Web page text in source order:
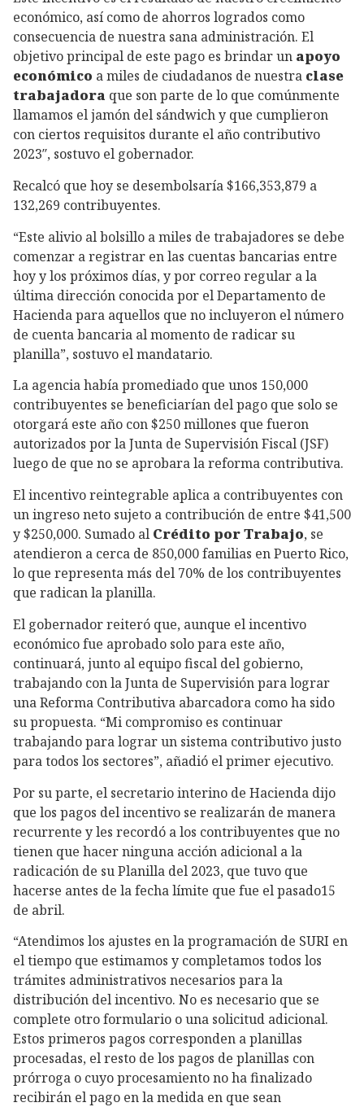
económico, así como de ahorros logrados como
consecuencia de nuestra sana administración. El
objetivo principal de este pago es brindar un apoyo
económico a miles de ciudadanos de nuestra clase
trabajadora que son parte de lo que comúnmente
llamamos el jamón del sándwich y que cumplieron
con ciertos requisitos durante el año contributivo
2023″, sostuvo el gobernador.
Recalcó que hoy se desembolsaría $166,353,879 a
132,269 contribuyentes.
“Este alivio al bolsillo a miles de trabajadores se debe
comenzar a registrar en las cuentas bancarias entre
hoy y los próximos días, y por correo regular a la
última dirección conocida por el Departamento de
Hacienda para aquellos que no incluyeron el número
de cuenta bancaria al momento de radicar su
planilla”, sostuvo el mandatario.
La agencia había promediado que unos 150,000
contribuyentes se beneficiarían del pago que solo se
otorgará este año con $250 millones que fueron
autorizados por la Junta de Supervisión Fiscal (JSF)
luego de que no se aprobara la reforma contributiva.
El incentivo reintegrable aplica a contribuyentes con
un ingreso neto sujeto a contribución de entre $41,500
y $250,000. Sumado al Crédito por Trabajo, se
atendieron a cerca de 850,000 familias en Puerto Rico,
lo que representa más del 70% de los contribuyentes
que radican la planilla.
El gobernador reiteró que, aunque el incentivo
económico fue aprobado solo para este año,
continuará, junto al equipo fiscal del gobierno,
trabajando con la Junta de Supervisión para lograr
una Reforma Contributiva abarcadora como ha sido
su propuesta. “Mi compromiso es continuar
trabajando para lograr un sistema contributivo justo
para todos los sectores”, añadió el primer ejecutivo.
Por su parte, el secretario interino de Hacienda dijo
que los pagos del incentivo se realizarán de manera
recurrente y les recordó a los contribuyentes que no
tienen que hacer ninguna acción adicional a la
radicación de su Planilla del 2023, que tuvo que
hacerse antes de la fecha límite que fue el pasado15
de abril.
“Atendimos los ajustes en la programación de SURI en
el tiempo que estimamos y completamos todos los
trámites administrativos necesarios para la
distribución del incentivo. No es necesario que se
complete otro formulario o una solicitud adicional.
Estos primeros pagos corresponden a planillas
procesadas, el resto de los pagos de planillas con
prórroga o cuyo procesamiento no ha finalizado
recibirán el pago en la medida en que sean